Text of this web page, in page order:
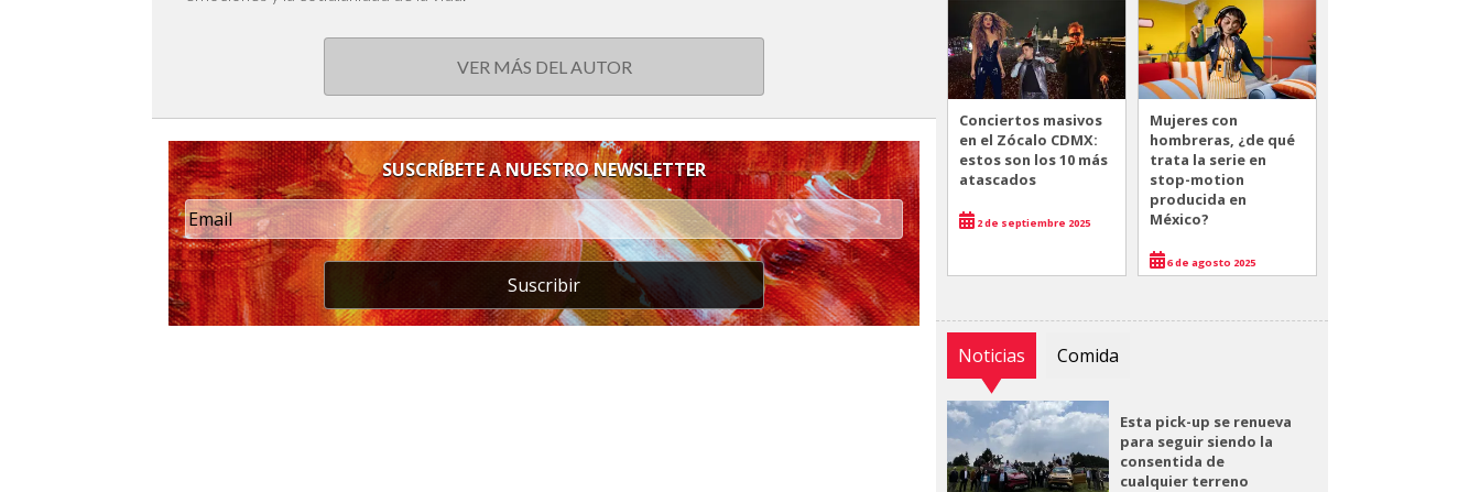
VER MÁS DEL AUTOR
SUSCRÍBETE A NUESTRO NEWSLETTER
Suscribir
Conciertos masivos
en el Zócalo CDMX:
estos son los 10 más
atascados
2 de septiembre 2025
Mujeres con
hombreras, ¿de qué
trata la serie en
stop-motion
producida en
México?
6 de agosto 2025
Noticias Comida
Esta pick-up se renueva
para seguir siendo la
consentida de
cualquier terreno